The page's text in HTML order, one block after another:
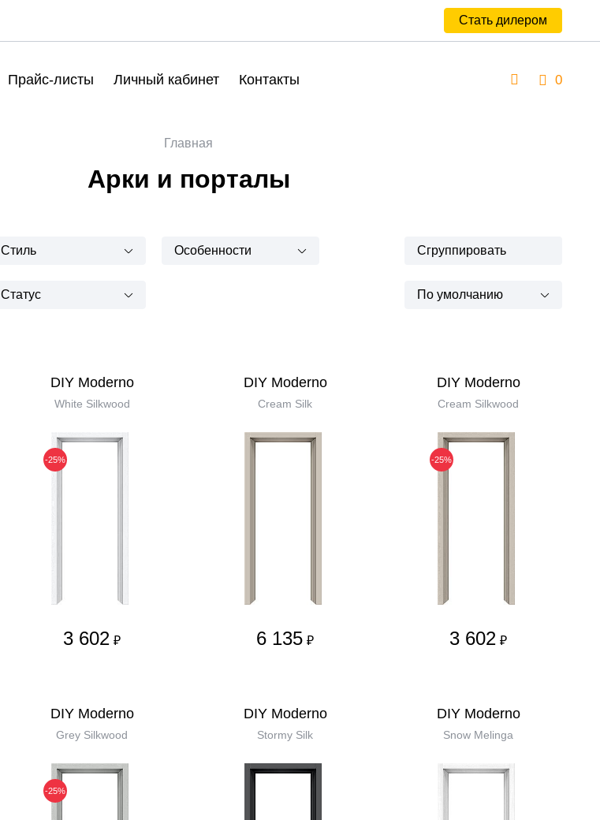
Стать дилером
Прайс-листы Личный кабинет Контакты 0
Главная
Арки и порталы
Стиль Особенности
Статус
Сгруппировать
По умолчанию
DIY Moderno
White Silkwood
-25%
3 602 ₽
DIY Moderno
Cream Silk
6 135 ₽
DIY Moderno
Cream Silkwood
-25%
3 602 ₽
DIY Moderno
Grey Silkwood
-25%
DIY Moderno
Stormy Silk
DIY Moderno
Snow Melinga